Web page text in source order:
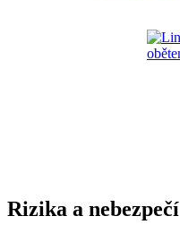
Rizika a nebezpečí